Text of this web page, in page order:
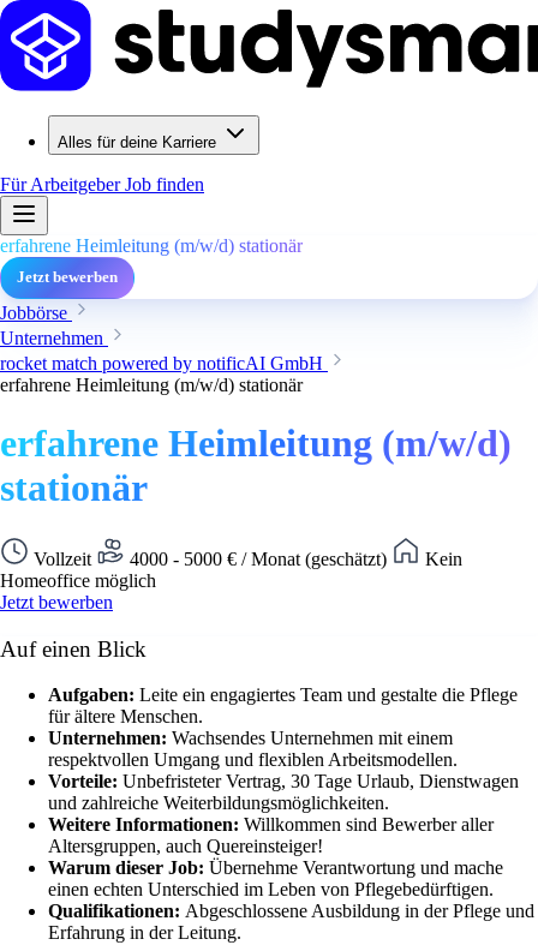
Alles für deine Karriere
Für ArbeitgeberJob finden
erfahrene Heimleitung (m/w/d) stationär
Jetzt bewerben
Jobbörse
Unternehmen
rocket match powered by notificAI GmbH
erfahrene Heimleitung (m/w/d) stationär
erfahrene Heimleitung (m/w/d)
stationär
Vollzeit 4000 - 5000 € / Monat (geschätzt)
Kein
Homeoffice möglich
Jetzt bewerben
Auf einen Blick
Aufgaben: Leite ein engagiertes Team und gestalte die Pflege
für ältere Menschen.
Unternehmen: Wachsendes Unternehmen mit einem
respektvollen Umgang und flexiblen Arbeitsmodellen.
Vorteile: Unbefristeter Vertrag, 30 Tage Urlaub, Dienstwagen
und zahlreiche Weiterbildungsmöglichkeiten.
Weitere Informationen: Willkommen sind Bewerber aller
Altersgruppen, auch Quereinsteiger!
Warum dieser Job: Übernehme Verantwortung und mache
einen echten Unterschied im Leben von Pflegebedürftigen.
Qualifikationen: Abgeschlossene Ausbildung in der Pflege und
Erfahrung in der Leitung.